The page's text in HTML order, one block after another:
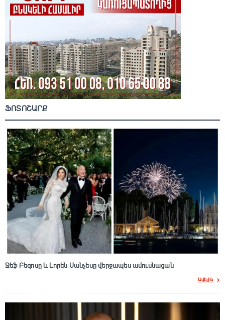
ՖՈՏՈՇԱՐՔ
Ջեֆ Բեզոսը և Լորեն Սանչեսը վերջապես ամուսնացան
Ավելին